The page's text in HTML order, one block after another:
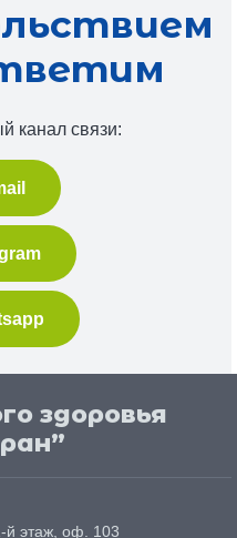
канал связи:
здоровья
й этаж, оф. 103